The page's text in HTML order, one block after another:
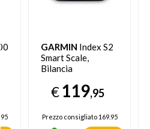
GARMIN Index S2
Smart Scale,
Bilancia
€119,95
Prezzo consigliato169.95